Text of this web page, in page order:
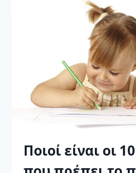
Ποιοί είναι οι